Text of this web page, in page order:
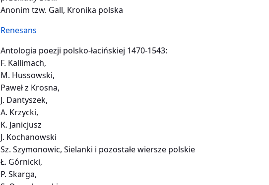
Anonim tzw. Gall, Kronika polska
Renesans
Antologia poezji polsko-łacińskiej 1470-1543:
F. Kallimach,
M. Hussowski,
Paweł z Krosna,
J. Dantyszek,
A. Krzycki,
K. Janicjusz
J. Kochanowski
Sz. Szymonowic, Sielanki i pozostałe wiersze polskie
Ł. Górnicki,
P. Skarga,